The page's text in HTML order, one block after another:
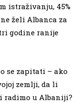
istraživanju, 45%
želi Albanca za
godine ranije
se zapitati – ako
zemlji, da li
radimo u Albaniji?